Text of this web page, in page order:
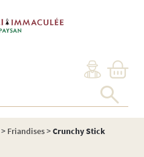
> Friandises>Crunchy Stick